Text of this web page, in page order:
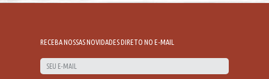
RECEBA NOSSAS NOVIDADES DIRETO NO E-MAIL